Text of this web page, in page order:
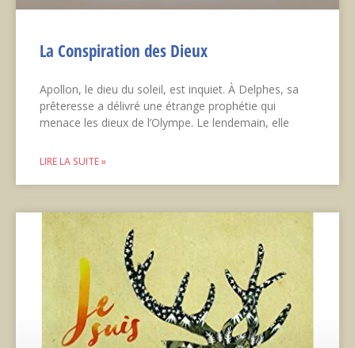
La Conspiration des Dieux
Apollon, le dieu du soleil, est inquiet. À Delphes, sa
prêteresse a délivré une étrange prophétie qui
menace les dieux de l’Olympe. Le lendemain, elle
LIRE LA SUITE »